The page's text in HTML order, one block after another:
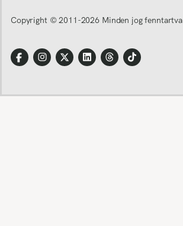
Copyright © 2011-2026 Minden jog fenntartva